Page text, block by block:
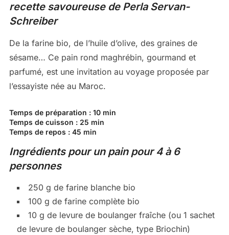
recette savoureuse de Perla Servan-
Schreiber
De la farine bio, de l’huile d’olive, des graines de
sésame… Ce pain rond maghrébin, gourmand et
parfumé, est une invitation au voyage proposée par
l’essayiste née au Maroc.
Temps de préparation : 10 min
Temps de cuisson : 25 min
Temps de repos : 45 min
Ingrédients pour un pain pour 4 à 6
personnes
250 g de farine blanche bio
100 g de farine complète bio
10 g de levure de boulanger fraîche (ou 1 sachet
de levure de boulanger sèche, type Briochin)